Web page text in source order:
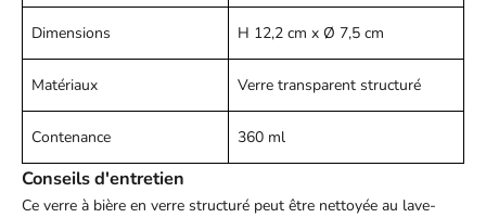
Dimensions H 12,2 cm x Ø 7,5 cm
Matériaux Verre transparent structuré
Contenance 360 ml
Conseils d'entretien
Ce verre à bière en verre structuré peut être nettoyée au lave-